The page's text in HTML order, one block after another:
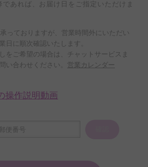
であれば、お届け日をご指定いただけま
っておりますが、営業時間外にいただい
日に順次確認いたします。
をご希望の場合は、チャットサービスま
い合わせください。
営業カレンダー
操作説明動画